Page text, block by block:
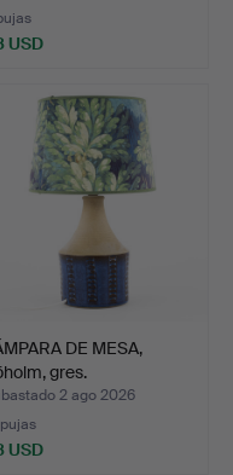
USD
DE MESA,
gres.
2 ago 2026
USD